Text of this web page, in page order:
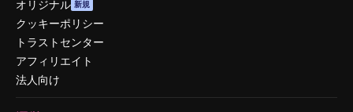
オリジナル 新規
クッキーポリシー
トラストセンター
アフィリエイト
法人向け